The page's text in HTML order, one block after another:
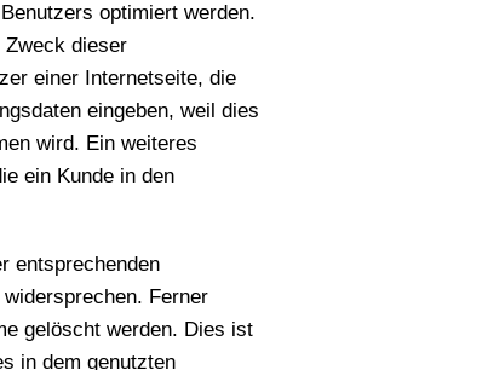
optimiert werden.
Zweck dieser
einer Internetseite, die
eingeben, weil dies
wird. Ein weiteres
ein Kunde in den
entsprechenden
Ferner
gelöscht werden. Dies ist
in dem genutzten